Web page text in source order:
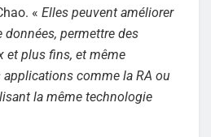
« Elles peuvent améliorer
permettre des
et plus fins, et même
comme la RA ou
la même technologie